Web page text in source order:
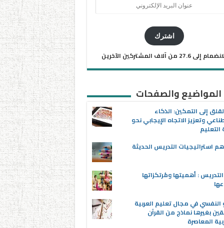
اشترك
إلى 27.6 من آلاف المشتركين الآخرين
المواضيع والصفحات
إلى التمكين: الذكاء
وتعزيز الاتجاه الإيجابي نحو
استراتيجيات التدريس الحديثة
: أهميتها ومُرتكزاتها
النفسي في مجال تعليم العربية
بغيرها نماذج من القرآن
المعاصرة